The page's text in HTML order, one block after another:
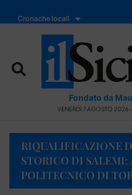
Cronache locali
Fondato da
VENERDÌ 7 AGOSTO 2026
RIQUALIFICAZIONE
STORICO DI SALEMI:
POLITECNICO DI